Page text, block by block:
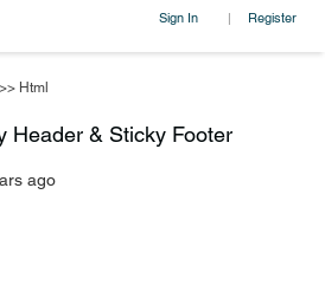
Sign In | Register
>> Html
Header & Sticky Footer
ago